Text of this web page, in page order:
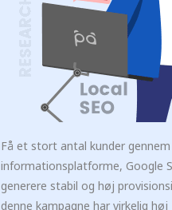
Få et stort antal kunder
informationsplatforme, Google
generere stabil og høj
denne kampagne har virkelig høj